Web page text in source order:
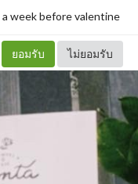
ยอมรับ ไม่ยอมรับ
a week before valentine